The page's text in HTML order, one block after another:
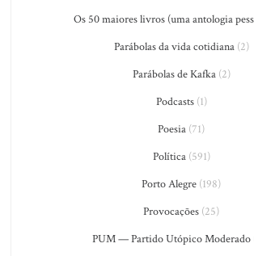
Os 50 maiores livros (uma antologia
Parábolas da vida cotidiana(2)
Parábolas de Kafka(2)
Podcasts(1)
Poesia (71)
Política(591)
Porto Alegre (198)
Provocações (25)
PUM — Partido Utópico Moderado